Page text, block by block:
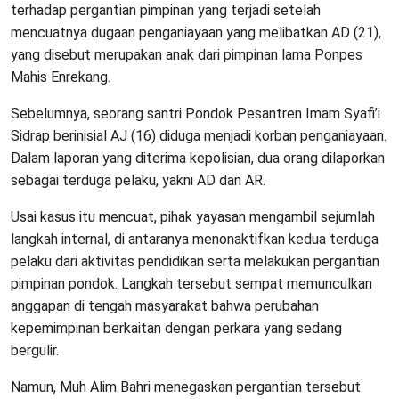
terhadap pergantian pimpinan yang terjadi setelah
mencuatnya dugaan penganiayaan yang melibatkan AD (21),
yang disebut merupakan anak dari pimpinan lama Ponpes
Mahis Enrekang.
Sebelumnya, seorang santri Pondok Pesantren Imam Syafi’i
Sidrap berinisial AJ (16) diduga menjadi korban penganiayaan.
Dalam laporan yang diterima kepolisian, dua orang dilaporkan
sebagai terduga pelaku, yakni AD dan AR.
Usai kasus itu mencuat, pihak yayasan mengambil sejumlah
langkah internal, di antaranya menonaktifkan kedua terduga
pelaku dari aktivitas pendidikan serta melakukan pergantian
pimpinan pondok. Langkah tersebut sempat memunculkan
anggapan di tengah masyarakat bahwa perubahan
kepemimpinan berkaitan dengan perkara yang sedang
bergulir.
Namun, Muh Alim Bahri menegaskan pergantian tersebut